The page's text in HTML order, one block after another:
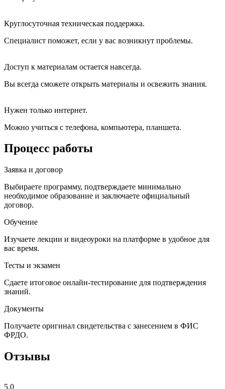
Круглосуточная техническая поддержка.
Специалист поможет, если у вас возникнут проблемы.
Доступ к материалам остается навсегда.
Вы всегда сможете открыть материалы и освежить знания.
Нужен только интернет.
Можно учиться с телефона, компьютера, планшета.
Процесс работы
Заявка и договор
Выбираете программу, подтверждаете минимально
необходимое образование и заключаете официальный
договор.
Обучение
Изучаете лекции и видеоуроки на платформе в удобное для
вас время.
Тесты и экзамен
Сдаете итоговое онлайн-тестирование для подтверждения
знаний.
Документы
Получаете оригинал свидетельства с занесением в ФИС
ФРДО.
Отзывы
5.0